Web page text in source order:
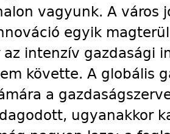
vagyunk. A város
egyik
az intenzív gazdasági
követte. A globális
a
ugyanakkor